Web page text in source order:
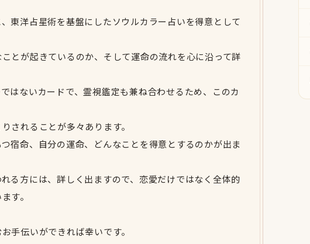
東洋占星術を基盤にしたソウルカラー占いを得意として
とが起きているのか、そして運命の流れを心に沿って詳
はないカードで、霊視鑑定も兼ね合わせるため、このカ
されることが多々あります。
宿命、自分の運命、どんなことを得意とするのかが出ま
る方には、詳しく出ますので、恋愛だけではなく全体的
す。
手伝いができれば幸いです。